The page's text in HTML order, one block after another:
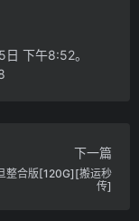
下午8:52。
下一篇
整合版[120G][搬运秒
传]